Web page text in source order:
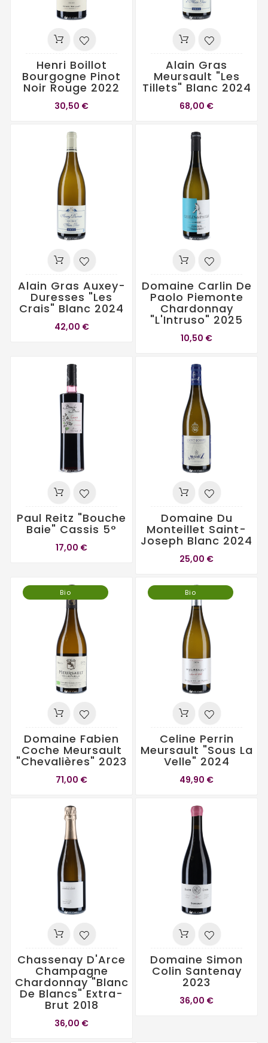
Henri Boillot
Bourgogne Pinot
Noir Rouge 2022
30,50 €
Alain Gras
Meursault "Les
Tillets" Blanc 2024
68,00 €
Alain Gras Auxey-
Duresses "Les
Crais" Blanc 2024
42,00 €
Domaine Carlin De
Paolo Piemonte
Chardonnay
"L'Intruso" 2025
10,50 €
Paul Reitz "Bouche
Baie" Cassis 5°
17,00 €
Domaine Du
Monteillet Saint-
Joseph Blanc 2024
25,00 €
Bio
Domaine Fabien
Coche Meursault
"Chevalières" 2023
71,00 €
Bio
Celine Perrin
Meursault "Sous La
Velle" 2024
49,90 €
Chassenay D'Arce
Champagne
Chardonnay "Blanc
De Blancs" Extra-
Brut 2018
36,00 €
Domaine Simon
Colin Santenay
2023
36,00 €